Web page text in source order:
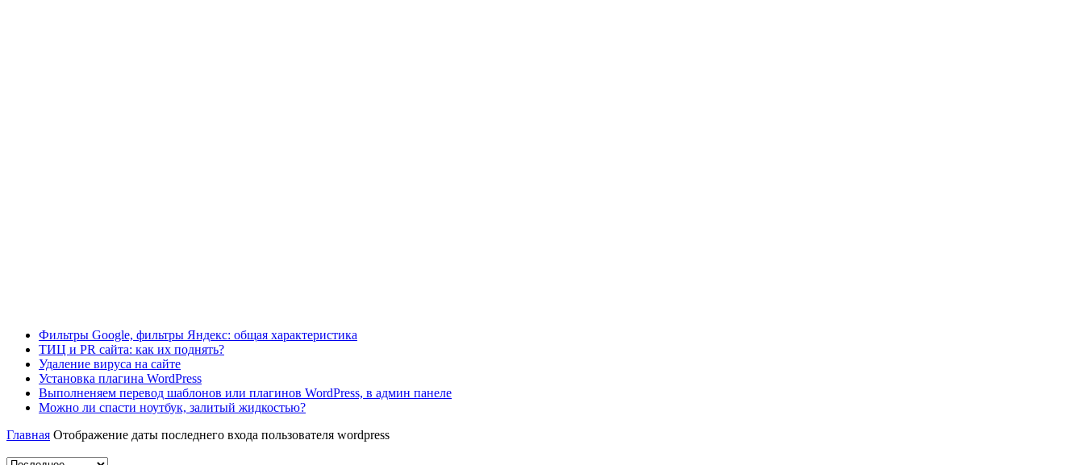
Фильтры Google, фильтры Яндекс: общая характеристика
ТИЦ и PR сайта: как их поднять?
Удаление вируса на сайте
Установка плагина WordPress
Выполненяем перевод шаблонов или плагинов WordPress, в админ панеле
Можно ли спасти ноутбук, залитый жидкостью?
Главная Отображение даты последнего входа пользователя wordpress